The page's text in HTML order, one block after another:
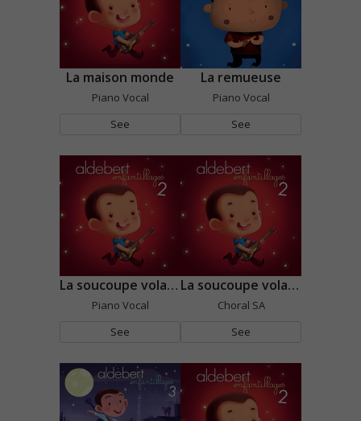
La maison monde
Piano Vocal
See
La remueuse
Piano Vocal
See
La soucoupe volante
Piano Vocal
See
La soucoupe volante
Choral SA
See